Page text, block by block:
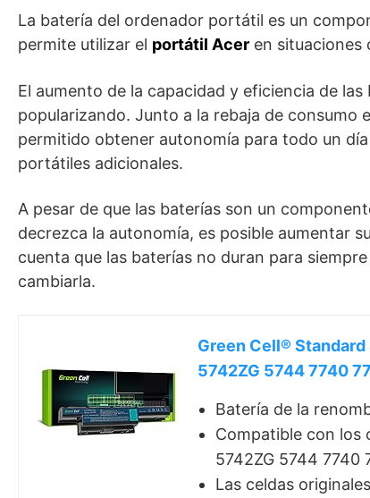
La batería del ordenador portátil es un
permite utilizar el portátil Acer en situaciones
El aumento de la capacidad y eficiencia de
popularizando. Junto a la rebaja de consumo
permitido obtener autonomía para todo un
portátiles adicionales.
A pesar de que las baterías son un
decrezca la autonomía, es posible aumentar
cuenta que las baterías no duran para
cambiarla.
Green Cell®
5742ZG 5744 7740
Batería de la
Compatible con los
5742ZG 5744 7740
Las celdas